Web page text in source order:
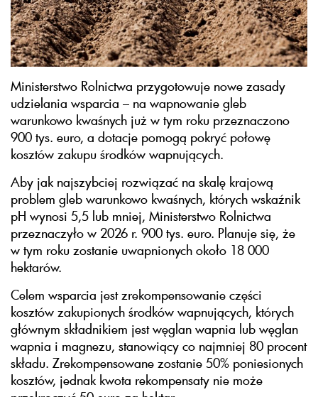
Ministerstwo Rolnictwa przygotowuje nowe zasady
udzielania wsparcia – na wapnowanie gleb
warunkowo kwaśnych już w tym roku przeznaczono
900 tys. euro, a dotacje pomogą pokryć połowę
kosztów zakupu środków wapnujących.
Aby jak najszybciej rozwiązać na skalę krajową
problem gleb warunkowo kwaśnych, których wskaźnik
pH wynosi 5,5 lub mniej, Ministerstwo Rolnictwa
przeznaczyło w 2026 r. 900 tys. euro. Planuje się, że
w tym roku zostanie uwapnionych około 18 000
hektarów.
Celem wsparcia jest zrekompensowanie części
kosztów zakupionych środków wapnujących, których
głównym składnikiem jest węglan wapnia lub węglan
wapnia i magnezu, stanowiący co najmniej 80 procent
składu. Zrekompensowane zostanie 50% poniesionych
kosztów, jednak kwota rekompensaty nie może